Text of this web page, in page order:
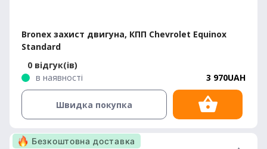
Bronex захист двигуна, КПП Chevrolet Equinox
Standard
0 відгук(ів)
в наявності
3 970UAH
Швидка покупка
Безкоштовна доставка